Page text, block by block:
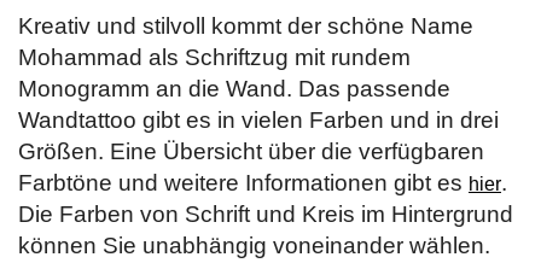
Kreativ und stilvoll kommt der schöne Name
Mohammad als Schriftzug mit rundem
Monogramm an die Wand. Das passende
Wandtattoo gibt es in vielen Farben und in drei
Größen. Eine Übersicht über die verfügbaren
Farbtöne und weitere Informationen gibt es hier.
Die Farben von Schrift und Kreis im Hintergrund
können Sie unabhängig voneinander wählen.